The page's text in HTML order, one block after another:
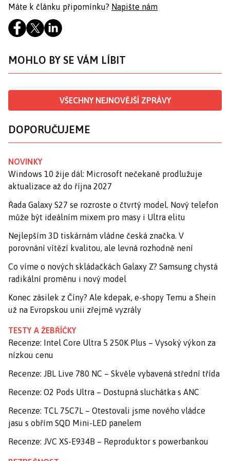
Máte k článku připomínku? Napište nám
MOHLO BY SE VÁM LÍBIT
VŠECHNY NEJNOVĚJŠÍ ZPRÁVY
DOPORUČUJEME
NOVINKY
Windows 10 žije dál: Microsoft nečekaně prodlužuje
aktualizace až do října 2027
Řada Galaxy S27 se rozroste o čtvrtý model. Nový telefon
může být ideálním mixem pro masy i Ultra elitu
Nejlepším 3D tiskárnám vládne česká značka. V
porovnání vítězí kvalitou, ale levná rozhodně není
Co víme o nových skládačkách Galaxy Z? Samsung chystá
radikální proměnu i nový model
Konec zásilek z Číny? Ale kdepak, e-shopy Temu a Shein
už na Evropskou unii zřejmě vyzrály
TESTY A ŽEBŘÍČKY
Recenze: Intel Core Ultra 5 250K Plus – Vysoký výkon za
nízkou cenu
Recenze: JBL Live 780 NC – Skvěle vybavená střední třída
Recenze: O2 Pods Ultra – Dostupná sluchátka s ANC
Recenze: TCL 75C7L – Otestovali jsme nového vládce
jasu s obřím SQD Mini-LED panelem
Recenze: JVC XS-E934B – Reproduktor s powerbankou